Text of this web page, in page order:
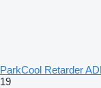
ParkCool Retarder
19